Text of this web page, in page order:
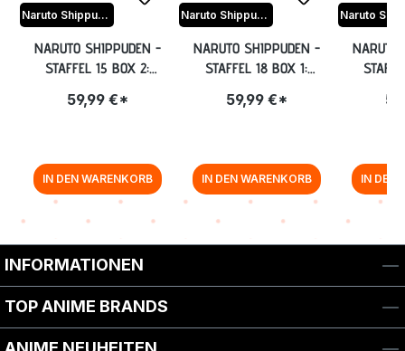
Naruto Shippuden
NARUTO SHIPPUDEN -
STAFFEL 15 BOX 2:
BLU-RAY
59,99 €*
IN DEN WARENKORB
Naruto Shippuden
NARUTO SHIPPUDEN -
STAFFEL 18 BOX 1:
BLU-RAY
59,99 €*
IN DEN WARENKORB
NARUTO
IN DEN
Zurück zur Vor-/Zurück-Navigation
INFORMATIONEN
TOP ANIME BRANDS